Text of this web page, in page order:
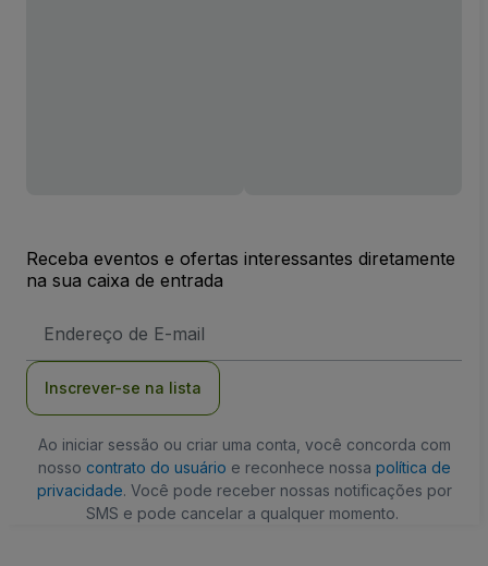
Receba eventos e ofertas interessantes diretamente
na sua caixa de entrada
de
Inscrever-se na lista
Ao iniciar sessão ou criar uma conta, você concorda com
nosso contrato do usuário e reconhece nossa política de
privacidade. Você pode receber nossas notificações por
SMS e pode cancelar a qualquer momento.